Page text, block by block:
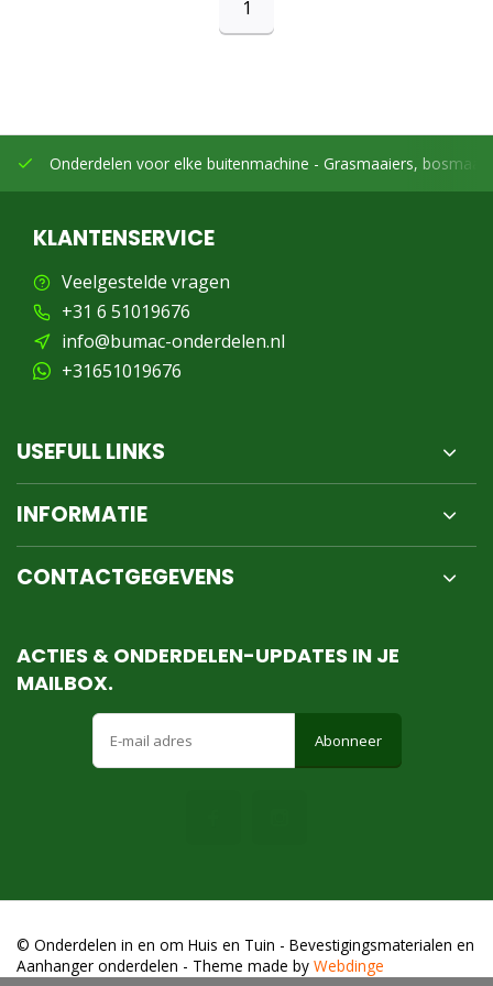
1
Onderdelen voor elke buitenmachine - Grasmaaiers,
KLANTENSERVICE
Veelgestelde vragen
+31 6 51019676
info@bumac-onderdelen.nl
+31651019676
USEFULL LINKS
INFORMATIE
CONTACTGEGEVENS
ACTIES & ONDERDELEN-UPDATES IN JE
MAILBOX.
Abonneer
© Onderdelen in en om Huis en Tuin - Bevestigingsmaterialen en
Aanhanger onderdelen - Theme made by Webdinge